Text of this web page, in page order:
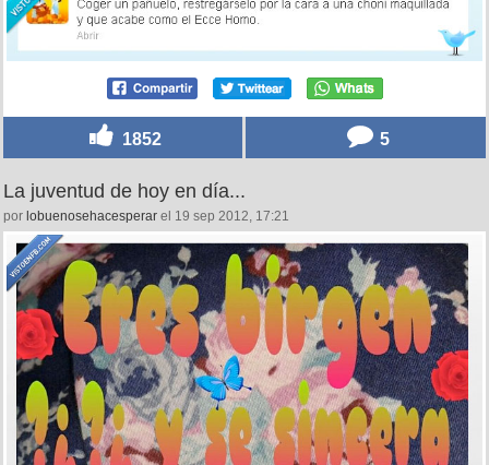
1852 5
La juventud de hoy en día...
por lobuenosehacesperar el 19 sep 2012, 17:21